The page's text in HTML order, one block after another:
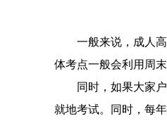
一般来说，成人
体考点一般会利用周
同时，如果大家
就地考试。同时，每